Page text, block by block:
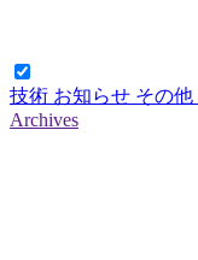
技術 お知らせ その他
Archives